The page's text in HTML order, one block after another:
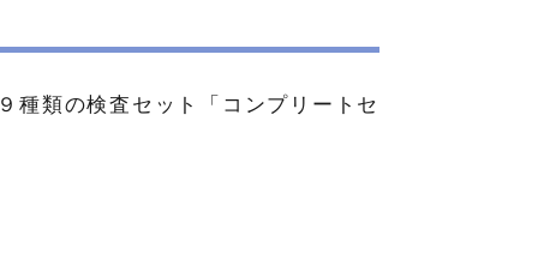
種類の検査セット「コンプリートセ